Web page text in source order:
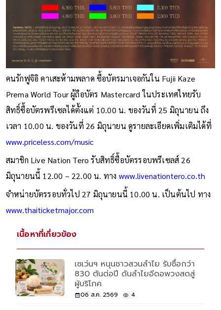
คนรักฟูจิอิ คาเสะห้ามพลาด ซื้อบัตรมาเจอกันใน Fujii Kaze
Prema World Tour ผู้ถือบัตร Mastercard ในประเทศไทยรับ
สิทธิ์ซื้อบัตรพรีเซลได้ตั้งแต่ 10.00 น. ของวันที่ 25 มิถุนายน ถึง
เวลา 10.00 น. ของวันที่ 26 มิถุนายน ดูรายละเอียดเพิ่มเติมได้ที่
www.priceless.com/music
สมาชิก Live Nation Tero รับสิทธิ์ซื้อบัตรรอบพรีเซลส์ 26
มิถุนายนนี้ 12.00 – 22.00 น. ทาง www.livenationtero.co.th
จำหน่ายบัตรรอบทั่วไป 27 มิถุนายนนี้ 10.00 น. เป็นต้นไป ทาง
www.thaiticketmajor.com
เนื้อหาที่เกี่ยวข้อง
เซเว่นฯ หนุนชาวสวนลำไย รับซื้อกว่า
830 ตันต่อปี ดันลำไยอีดอพวงสดสู่
ผู้บริโภค
06 ส.ค. 2569 4